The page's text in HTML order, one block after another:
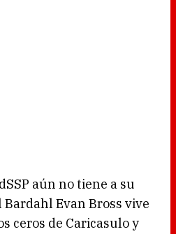
aún no tiene a su
Evan Bross vive
ceros de Caricasulo y